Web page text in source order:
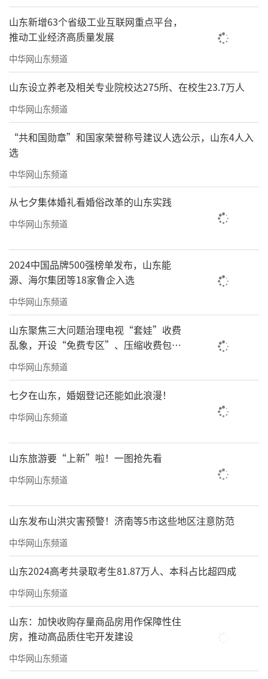
山东新增63个省级工业互联网重点平台，
推动工业经济高质量发展
中华网山东频道
山东设立养老及相关专业院校达275所、在校生23.7万人
中华网山东频道
“共和国勋章”和国家荣誉称号建议人选公示，山东4人入
选
中华网山东频道
从七夕集体婚礼看婚俗改革的山东实践
中华网山东频道
2024中国品牌500强榜单发布，山东能
源、海尔集团等18家鲁企入选
中华网山东频道
山东聚焦三大问题治理电视“套娃”收费
乱象，开设“免费专区”、压缩收费包比
例70%以上
中华网山东频道
七夕在山东，婚姻登记还能如此浪漫！
中华网山东频道
山东旅游要“上新”啦！一图抢先看
中华网山东频道
山东发布山洪灾害预警！济南等5市这些地区注意防范
中华网山东频道
山东2024高考共录取考生81.87万人、本科占比超四成
中华网山东频道
山东：加快收购存量商品房用作保障性住
房，推动高品质住宅开发建设
中华网山东频道